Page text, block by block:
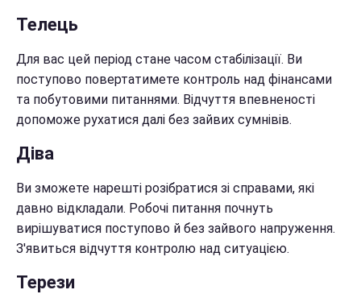
Телець
Для вас цей період стане часом стабілізації. Ви
поступово повертатимете контроль над фінансами
та побутовими питаннями. Відчуття впевненості
допоможе рухатися далі без зайвих сумнівів.
Діва
Ви зможете нарешті розібратися зі справами, які
давно відкладали. Робочі питання почнуть
вирішуватися поступово й без зайвого напруження.
З'явиться відчуття контролю над ситуацією.
Терези